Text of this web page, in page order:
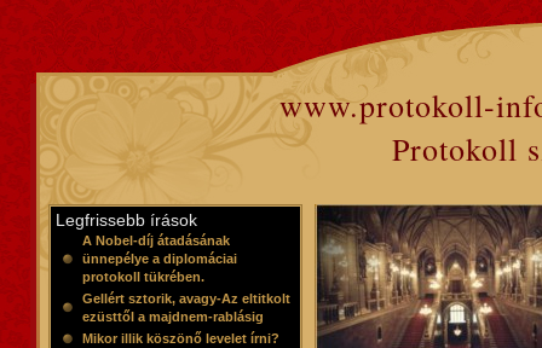
www.protokoll-
Protokoll
Legfrissebb írások
A Nobel-díj átadásának
ünnepélye a diplomáciai
protokoll tükrében.
Gellért sztorik, avagy-Az eltitkolt
ezüsttől a majdnem-rablásig
Mikor illik köszönő levelet írni?